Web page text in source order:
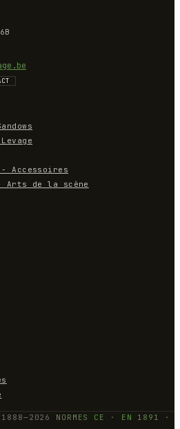
Accessoires
de la scène
NORMES CE · EN 1891 ·